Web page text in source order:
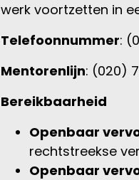
werk voortzetten in
Telefoonnummer:
Mentorenlijn: (020)
Bereikbaarheid
Openbaar
rechtstreekse
Openbaar